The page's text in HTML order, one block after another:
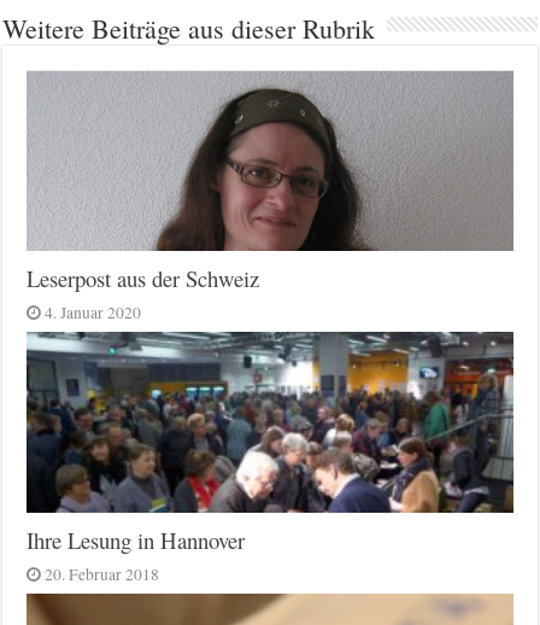
Weitere Beiträge aus dieser Rubrik
Leserpost aus der Schweiz
4. Januar 2020
Ihre Lesung in Hannover
20. Februar 2018